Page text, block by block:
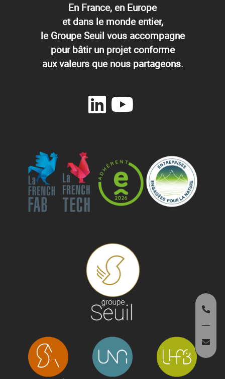
En France, en Europe
et dans le monde entier,
le Groupe Seuil vous accompagne
pour bâtir un projet conforme
aux valeurs que nous partageons.